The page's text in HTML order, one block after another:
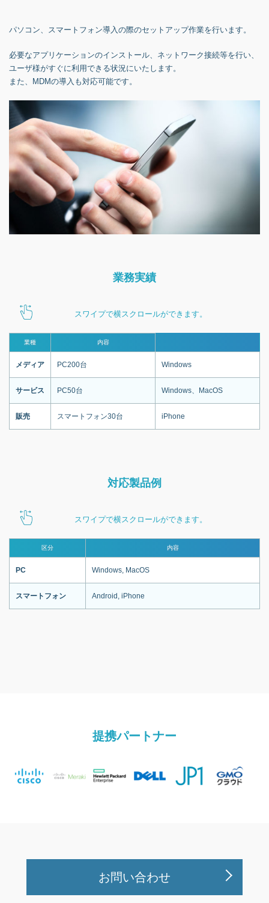
パソコン、スマートフォン導入の際のセットアップ作業を行います。
必要なアプリケーションのインストール、ネットワーク接続等を行い、
ユーザ様がすぐに利用できる状況にいたします。
また、MDMの導入も対応可能です。
業務実績
スワイプで横スクロールができます。
業種 内容
メディア PC200台 Windows
サービス PC50台 Windows、MacOS
販売 スマートフォン30台 iPhone
対応製品例
スワイプで横スクロールができます。
区分 内容
PC Windows, MacOS
スマートフォン Android, iPhone
提携パートナー
お問い合わせ